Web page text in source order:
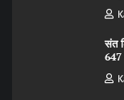
संत
647